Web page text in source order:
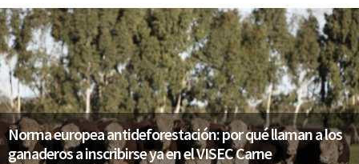
Norma europea antideforestación: por qué llaman a los
ganaderos a inscribirse ya en el VISEC Carne